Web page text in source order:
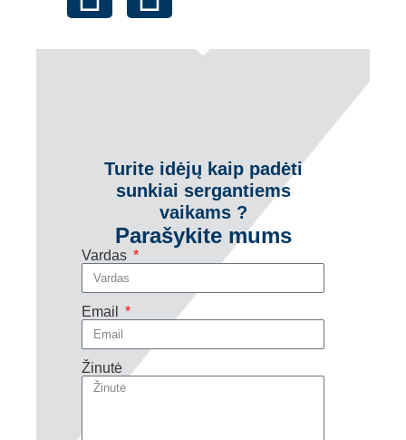
Turite idėjų kaip padėti
sunkiai sergantiems
vaikams ?
Parašykite mums
Vardas
Email
Žinutė